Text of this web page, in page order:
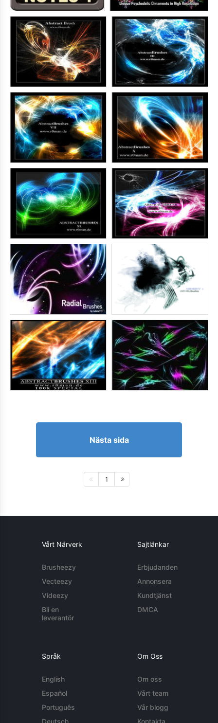
Nästa sida
1
Vårt Närverk
Brusheezy
Vecteezy
Videezy
Bli en
leverantör
Sajtlänkar
Erbjudanden
Annonsera
Kundtjänst
DMCA
Språk
English
Español
Português
Deutsch
Om Oss
Om oss
Vårt team
Vår blogg
Kontakta